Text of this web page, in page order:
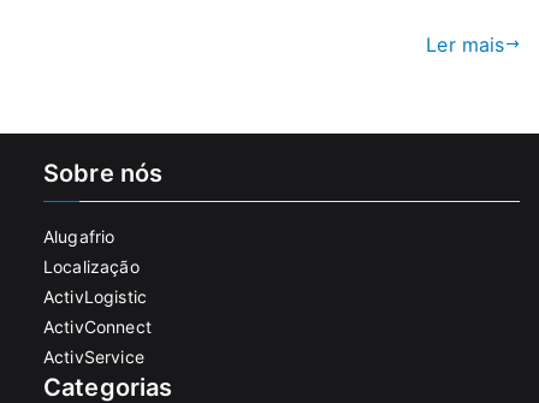
Ler mais
Sobre nós
Alugafrio
Localização
ActivLogistic
ActivConnect
ActivService
Categorias